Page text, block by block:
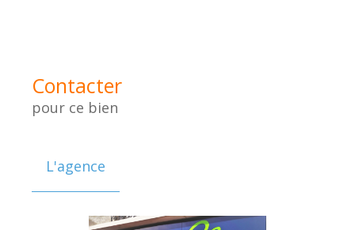
Contacter
pour ce bien
L'agence